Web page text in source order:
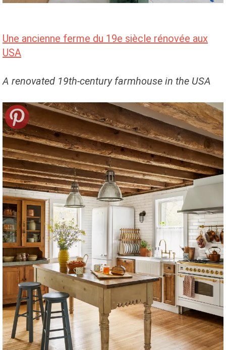
Une ancienne ferme du 19e siècle rénovée aux
USA
A renovated 19th-century farmhouse in the USA